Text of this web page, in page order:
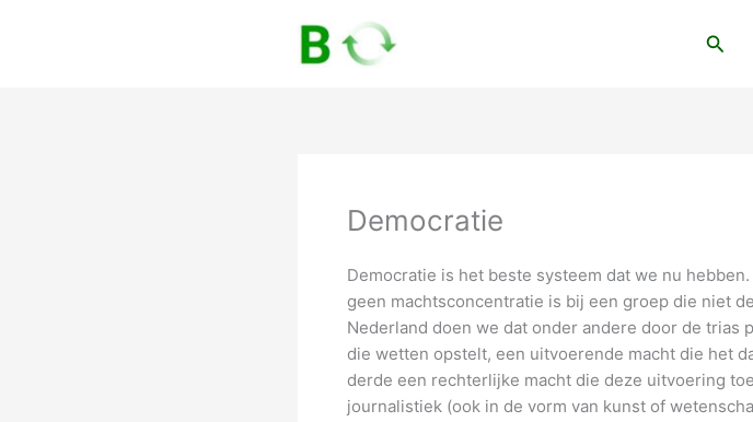
Democratie
Democratie is het beste systeem dat we nu
geen machtsconcentratie is bij een groep die niet
Nederland doen we dat onder andere door de trias
die wetten opstelt, een uitvoerende macht die het
derde een rechterlijke macht die deze uitvoering
journalistiek (ook in de vorm van kunst of